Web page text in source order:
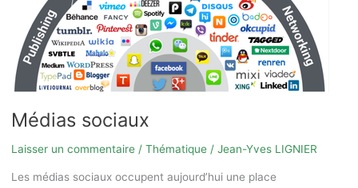
Médias sociaux
Laisser un commentaire / Thématique/ Jean-Yves LIGNIER
Les médias sociaux occupent aujourd’hui une place